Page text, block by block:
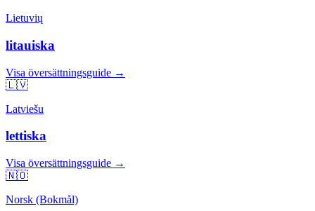
Lietuvių
litauiska
Visa översättningsguide →
🇱🇻
Latviešu
lettiska
Visa översättningsguide →
🇳🇴
Norsk (Bokmål)